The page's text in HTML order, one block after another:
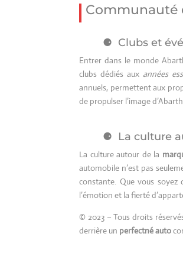
Communauté
Clubs et
Entrer dans le monde
clubs dédiés aux années
annuels, permettent aux
de propulser l’image
La culture
La culture autour de la
automobile n’est pas
constante. Que vous
l’émotion et la fierté
© 2023 – Tous droits
derrière un perfectné auto